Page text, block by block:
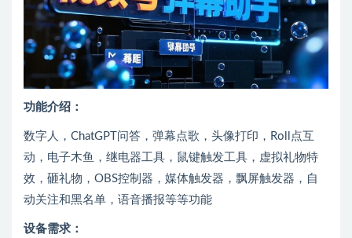
功能介绍：
数字人，ChatGPT问答，弹幕点歌，头像打印，Roll点互
动，电子木鱼，继电器工具，鼠键触发工具，虚拟礼物特
效，砸礼物，OBS控制器，媒体触发器，飘屏触发器，自
动关注和黑名单，语音播报等等功能
设备需求：